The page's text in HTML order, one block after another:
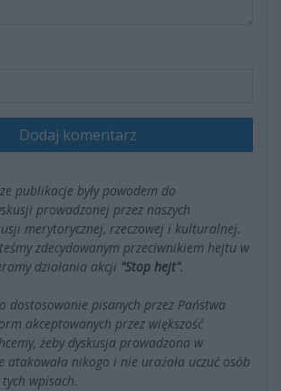
Dodaj komentarz
publikacje były powodem do
prowadzonej przez naszych
merytorycznej, rzeczowej i kulturalnej.
zdecydowanym przeciwnikiem hejtu w
działania akcji "Stop hejt".
dostosowanie pisanych przez Państwa
akceptowanych przez większość
żeby dyskusja prowadzona w
atakowała nikogo i nie urażała uczuć osób
wpisach.